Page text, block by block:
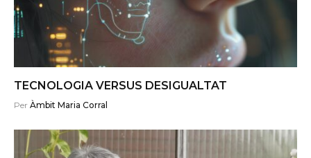
TECNOLOGIA VERSUS DESIGUALTAT
Per Àmbit Maria Corral